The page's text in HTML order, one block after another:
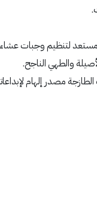
لتنظيم وجبات عشاء
والطهي الناجح.
مصدر إلهام